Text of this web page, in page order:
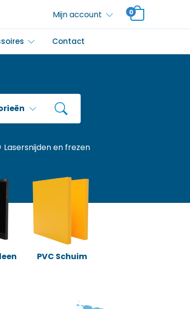
Mijn account 0
Contact
Lasersnijden en frezen
PVC Schuim